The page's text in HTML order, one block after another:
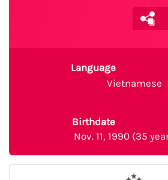
Language
Vietnamese
Birthdate
Nov. 11, 1990 (35